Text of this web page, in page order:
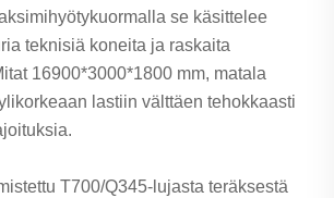
se käsittelee
teknisiä koneita ja raskaita
16900*3000*1800 mm, matala
lastiin välttäen tehokkaasti
T700/Q345-lujasta teräksestä